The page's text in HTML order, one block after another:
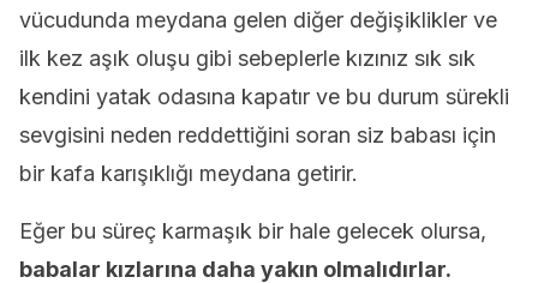
vücudunda meydana gelen diğer değişiklikler ve
ilk kez aşık oluşu gibi sebeplerle kızınız sık sık
kendini yatak odasına kapatır ve bu durum sürekli
sevgisini neden reddettiğini soran siz babası için
bir kafa karışıklığı meydana getirir.
Eğer bu süreç karmaşık bir hale gelecek olursa,
babalar kızlarına daha yakın olmalıdırlar.